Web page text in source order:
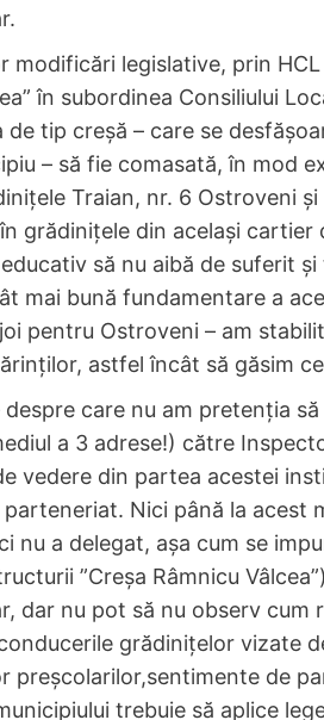
modificări legislative, prin
în subordinea Consiliului
tip creșă – care se
– să fie comasată, în mod
Traian, nr. 6 Ostroveni
grădinițele din același cartier
să nu aibă de suferit
mai bună fundamentare a
pentru Ostroveni – am
astfel încât să găsim
care nu am pretenția
a 3 adrese!) către
vedere din partea acestei
Nici până la acest
nu a delegat, așa cum se
”Creșa Râmnicu
dar nu pot să nu observ
grădinițelor vizate
preșcolarilor,sentimente de
trebuie să aplice